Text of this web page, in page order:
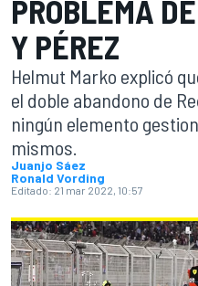
PROBLEMA
Y PÉREZ
Helmut Marko explicó
el doble abandono de
ningún elemento
mismos.
Juanjo Sáez
Ronald Vording
Editado: 21 mar 2022, 10:57